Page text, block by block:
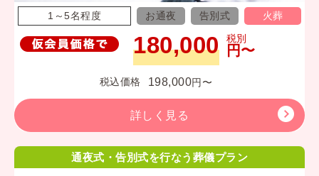
1～5名程度 お通夜 告別式 火葬
180,000 税別
円〜
税込価格 198,000円〜
詳しく見る
通夜式・告別式を行なう葬儀プラン